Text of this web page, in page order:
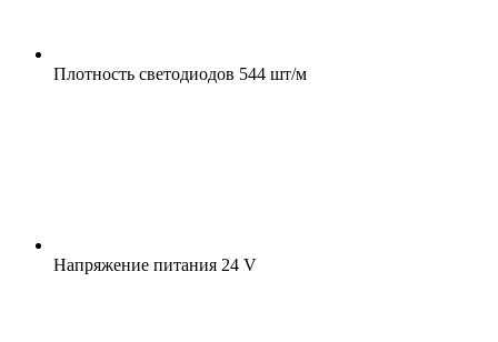
Плотность светодиодов 544 шт/м
Напряжение питания 24 V